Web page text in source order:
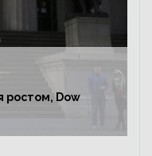
ростом, Dow